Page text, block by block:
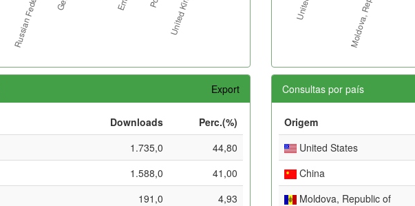
Export
Downloads
Perc.(%)
1.735,0
44,80
1.588,0
41,00
191,0
4,93
Consultas por país
Origem
United States
China
Moldova, Republic of